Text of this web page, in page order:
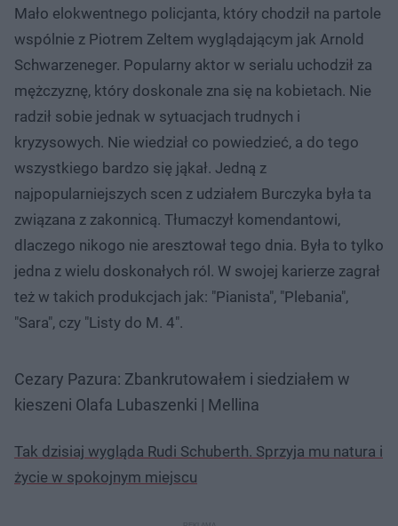
Mało elokwentnego policjanta, który chodził na partole
wspólnie z Piotrem Zeltem wyglądającym jak Arnold
Schwarzeneger. Popularny aktor w serialu uchodził za
mężczyznę, który doskonale zna się na kobietach. Nie
radził sobie jednak w sytuacjach trudnych i
kryzysowych. Nie wiedział co powiedzieć, a do tego
wszystkiego bardzo się jąkał. Jedną z
najpopularniejszych scen z udziałem Burczyka była ta
związana z zakonnicą. Tłumaczył komendantowi,
dlaczego nikogo nie aresztował tego dnia. Była to tylko
jedna z wielu doskonałych ról. W swojej karierze zagrał
też w takich produkcjach jak: "Pianista", "Plebania",
"Sara", czy "Listy do M. 4".
Cezary Pazura: Zbankrutowałem i siedziałem w
kieszeni Olafa Lubaszenki | Mellina
Tak dzisiaj wygląda Rudi Schuberth. Sprzyja mu natura i
życie w spokojnym miejscu